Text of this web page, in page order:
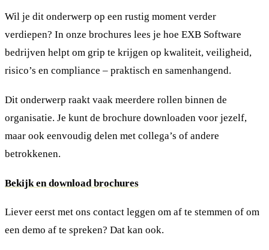
Wil je dit onderwerp op een rustig moment verder
verdiepen? In onze brochures lees je hoe EXB Software
bedrijven helpt om grip te krijgen op kwaliteit, veiligheid,
risico’s en compliance – praktisch en samenhangend.
Dit onderwerp raakt vaak meerdere rollen binnen de
organisatie. Je kunt de brochure downloaden voor jezelf,
maar ook eenvoudig delen met collega’s of andere
betrokkenen.
Bekijk en download brochures
Liever eerst met ons contact leggen om af te stemmen of om
een demo af te spreken? Dat kan ook.